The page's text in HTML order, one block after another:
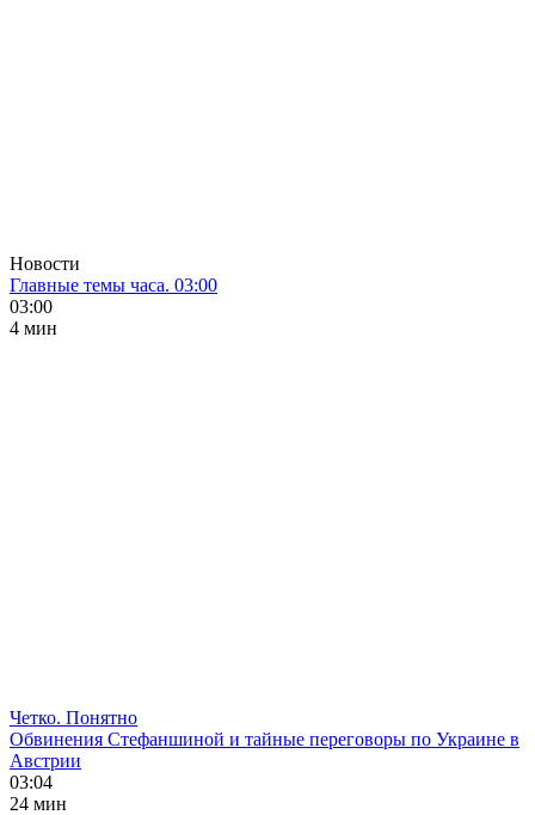
Новости
Главные темы часа. 03:00
03:00
4 мин
Четко. Понятно
Обвинения Стефаншиной и тайные переговоры по Украине в
Австрии
03:04
24 мин